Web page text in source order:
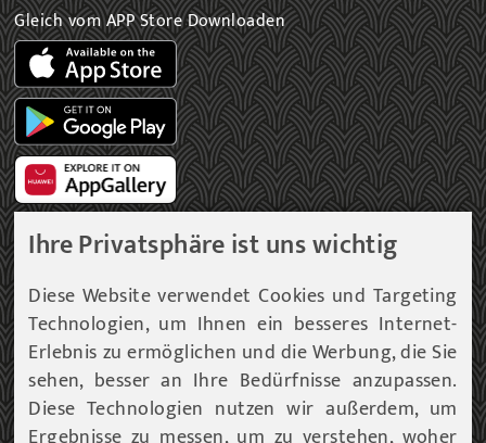
Ihre Privatsphäre ist uns wichtig
Diese Website verwendet Cookies und Targeting
Technologien, um Ihnen ein besseres Internet-
Erlebnis zu ermöglichen und die Werbung, die Sie
sehen, besser an Ihre Bedürfnisse anzupassen.
Diese Technologien nutzen wir außerdem, um
Gleich vom APP Store Downloaden
Gemeinde Newsletter
Immer am aktuellsten Informationsstand!
Unser Infoservice liefert Ihnen, in periodischen
Abständen, Informationen rund um die Gemeinde
Fohnsdorf.